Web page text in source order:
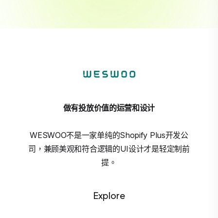
做有投放价值的运营和设计
WESWOO不是一家单纯的Shopify Plus开发公
司，兼顾美观和符合逻辑的UI设计才是轻定制前
提。
Explore